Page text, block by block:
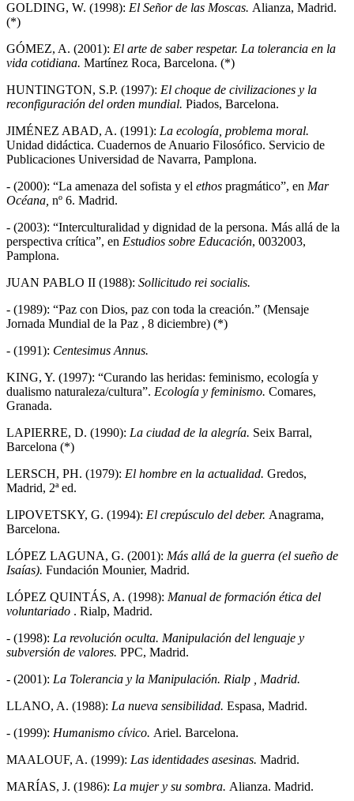
GOLDING, W. (1998): El Señor de las Moscas. Alianza, Madrid.
(*)
GÓMEZ, A. (2001): El arte de saber respetar. La tolerancia en la
vida cotidiana. Martínez Roca, Barcelona. (*)
HUNTINGTON, S.P. (1997): El choque de civilizaciones y la
reconfiguración del orden mundial. Piados, Barcelona.
JIMÉNEZ ABAD, A. (1991): La ecología, problema moral.
Unidad didáctica. Cuadernos de Anuario Filosófico. Servicio de
Publicaciones Universidad de Navarra, Pamplona.
- (2000): “La amenaza del sofista y el ethos pragmático”, en Mar
Océana, nº 6. Madrid.
- (2003): “Interculturalidad y dignidad de la persona. Más allá de la
perspectiva crítica”, en Estudios sobre Educación, 0032003,
Pamplona.
JUAN PABLO II (1988): Sollicitudo rei socialis.
- (1989): “Paz con Dios, paz con toda la creación.” (Mensaje
Jornada Mundial de la Paz , 8 diciembre) (*)
- (1991): Centesimus Annus.
KING, Y. (1997): “Curando las heridas: feminismo, ecología y
dualismo naturaleza/cultura”. Ecología y feminismo. Comares,
Granada.
LAPIERRE, D. (1990): La ciudad de la alegría. Seix Barral,
Barcelona (*)
LERSCH, PH. (1979): El hombre en la actualidad. Gredos,
Madrid, 2ª ed.
LIPOVETSKY, G. (1994): El crepúsculo del deber. Anagrama,
Barcelona.
LÓPEZ LAGUNA, G. (2001): Más allá de la guerra (el sueño de
Isaías). Fundación Mounier, Madrid.
LÓPEZ QUINTÁS, A. (1998): Manual de formación ética del
voluntariado . Rialp, Madrid.
- (1998): La revolución oculta. Manipulación del lenguaje y
subversión de valores. PPC, Madrid.
- (2001): La Tolerancia y la Manipulación. Rialp , Madrid.
LLANO, A. (1988): La nueva sensibilidad. Espasa, Madrid.
- (1999): Humanismo cívico. Ariel. Barcelona.
MAALOUF, A. (1999): Las identidades asesinas. Madrid.
MARÍAS, J. (1986): La mujer y su sombra. Alianza. Madrid.